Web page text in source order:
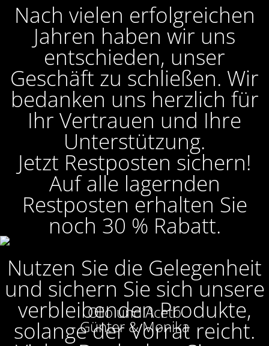
Nach vielen erfolgreichen
Jahren haben wir uns
entschieden, unser
Geschäft zu schließen. Wir
bedanken uns herzlich für
Ihr Vertrauen und Ihre
Unterstützung.
Jetzt Restposten sichern!
Auf alle lagernden
Restposten erhalten Sie
noch 30 % Rabatt.
Nutzen Sie die Gelegenheit
und sichern Sie sich unsere
verbleibenden Produkte,
solange der Vorrat reicht.
Olio und Aceto
Günter & Monika